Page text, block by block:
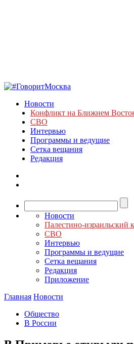
Новости
Конфликт на Ближнем
СВО
Интервью
Программы и ведущие
Сетка вещания
Редакция
Новости
Палестино-израильский
СВО
Интервью
Программы и ведущие
Сетка вещания
Редакция
Приложение
Главная Новости
Общество
В России